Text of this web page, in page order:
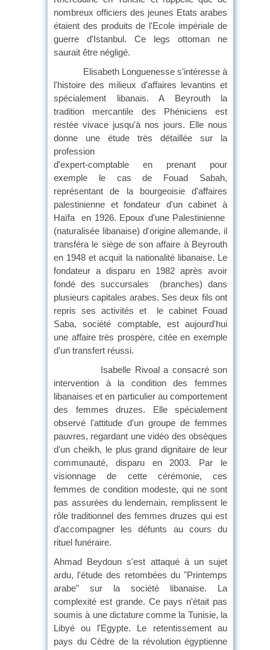
nombreux officiers des jeunes Etats arabes
étaient des produits de l'Ecole impériale de
guerre d'Istanbul. Ce legs ottoman ne
saurait être négligé.
Elisabeth Longuenesse s'intéresse à
l'histoire des milieux d'affaires levantins et
spécialement libanais. A Beyrouth la
tradition mercantile des Phéniciens est
restée vivace jusqu'à nos jours. Elle nous
donne une étude très détaillée sur la
profession
d'expert-comptable en prenant pour
exemple le cas de Fouad Sabah,
représentant de la bourgeoisie d'affaires
palestinienne et fondateur d'un cabinet à
Haïfa
en 1926. Epoux d'une Palestinienne
(naturalisée libanaise) d'origine allemande, il
transféra le siège de son affaire à Beyrouth
en 1948 et acquit la nationalité libanaise. Le
fondateur a disparu en 1982 après avoir
fondé des succursales
(branches) dans
plusieurs capitales arabes. Ses deux fils ont
repris ses activités et
le cabinet Fouad
Saba, société comptable, est aujourd'hui
une affaire très prospère, citée en exemple
d'un transfert réussi.
Isabelle Rivoal a consacré son
intervention à la condition des femmes
libanaises et en particulier au comportement
des femmes druzes. Elle spécialement
observé l'attitude d'un groupe de femmes
pauvres, regardant une vidéo des obsèques
d'un cheikh, le plus grand dignitaire de leur
communauté, disparu en 2003. Par le
visionnage de cette cérémonie, ces
femmes de condition modeste, qui ne sont
pas assurées du lendemain, remplissent le
rôle traditionnel des femmes druzes qui est
d'accompagner les défunts au cours du
rituel funéraire.
Ahmad Beydoun s'est attaqué à un sujet
ardu, l'étude des retombées du "Printemps
arabe" sur la société libanaise. La
complexité est grande. Ce pays n'était pas
soumis à une dictature comme la Tunisie, la
Libyé ou l'Egypte. Le retentissement au
pays du Cèdre de la révolution égyptienne